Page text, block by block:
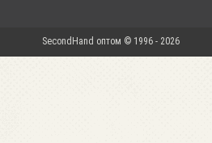
SecondHand оптом © 1996 - 2026